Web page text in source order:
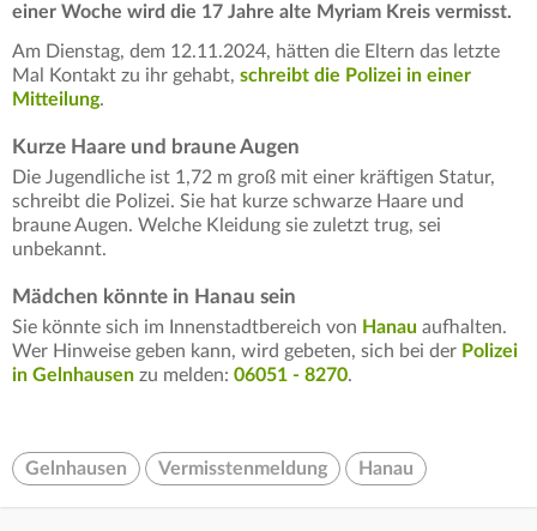
einer Woche wird die 17 Jahre alte Myriam Kreis vermisst.
Am Dienstag, dem 12.11.2024, hätten die Eltern das letzte
Mal Kontakt zu ihr gehabt, schreibt die Polizei in einer
Mitteilung.
Kurze Haare und braune Augen
Die Jugendliche ist 1,72 m groß mit einer kräftigen Statur,
schreibt die Polizei. Sie hat kurze schwarze Haare und
braune Augen. Welche Kleidung sie zuletzt trug, sei
unbekannt.
Mädchen könnte in Hanau sein
Sie könnte sich im Innenstadtbereich von Hanau aufhalten.
Wer Hinweise geben kann, wird gebeten, sich bei der Polizei
in Gelnhausen zu melden: 06051 - 8270.
Gelnhausen Vermisstenmeldung Hanau